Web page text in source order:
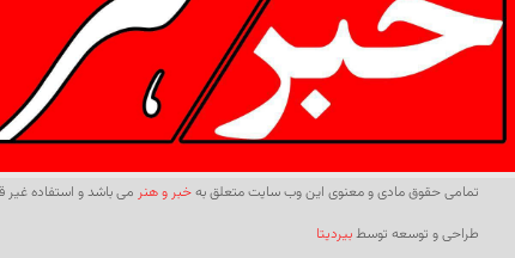
تمامی حقوق مادی و معنوی این وب سایت متعلق بهخبر و هنر می باشد و استفاده غیر
طراحی و توسعه توسطبیردیتا